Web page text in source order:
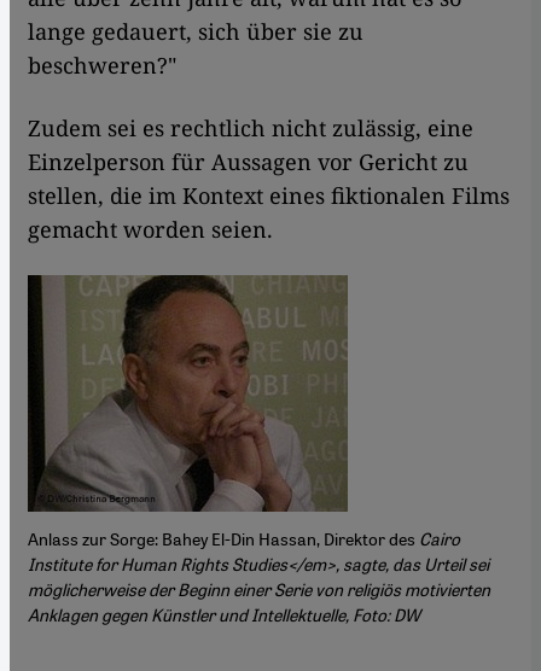
lange gedauert, sich über sie zu
beschweren?"
Zudem sei es rechtlich nicht zulässig, eine
Einzelperson für Aussagen vor Gericht zu
stellen, die im Kontext eines fiktionalen Films
gemacht worden seien.
Anlass zur Sorge: Bahey El-Din Hassan, Direktor des Cairo
Institute for Human Rights Studies</em>, sagte, das Urteil sei
möglicherweise der Beginn einer Serie von religiös motivierten
Anklagen gegen Künstler und Intellektuelle, Foto: DW